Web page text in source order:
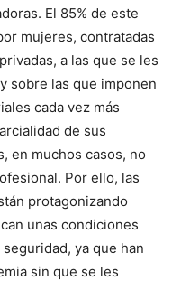
El 85% de este
mujeres, contratadas
a las que se les
sobre las que imponen
cada vez más
de sus
en muchos casos, no
Por ello, las
protagonizando
unas condiciones
ya que han
sin que se les